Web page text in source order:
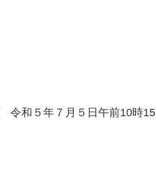
和５年７月５日午前10時15